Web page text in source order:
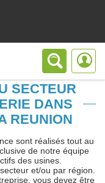
SECTEUR
DANS
REUNION
sont réalisés tout au
de notre équipe
des usines.
et/ou par région.
vous devez être